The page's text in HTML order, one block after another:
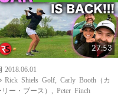
27:53
2018.06.01
Rick Shiels Golf
Carly Booth（カ
リー・ブース）
Peter Finch